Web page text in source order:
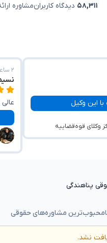
۵۸,۳۱۱ دیدگاه کاربرانمشاوره
وکلای قوه‌قضاییه
۲ ساعت پیش
من
پناهندگی
محبوب‌ترین مشاوره‌های حقوقی
نشد.